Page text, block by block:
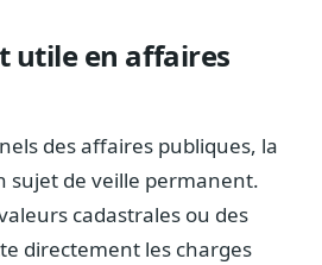
utile en affaires
des affaires publiques, la
sujet de veille permanent.
cadastrales ou des
directement les charges